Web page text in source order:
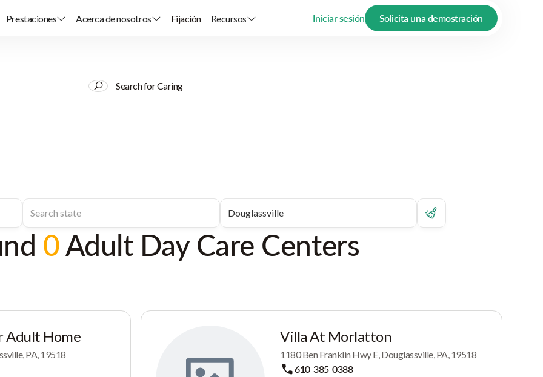
Prestaciones Acerca de nosotros Fijación Recursos Iniciar sesión Solicita una demostración
Search for Caring
0Adult Day Care Centers
Adult Home
PA, 19518
Villa At Morlatton
1180 Ben Franklin Hwy E, Douglassville, PA, 19518
610-385-0388